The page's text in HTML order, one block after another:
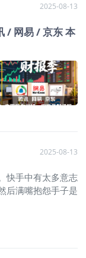
2025-08-13
/ 网易 / 京东 本
2025-08-13
快手中有太多意志
后满嘴抱怨手子是